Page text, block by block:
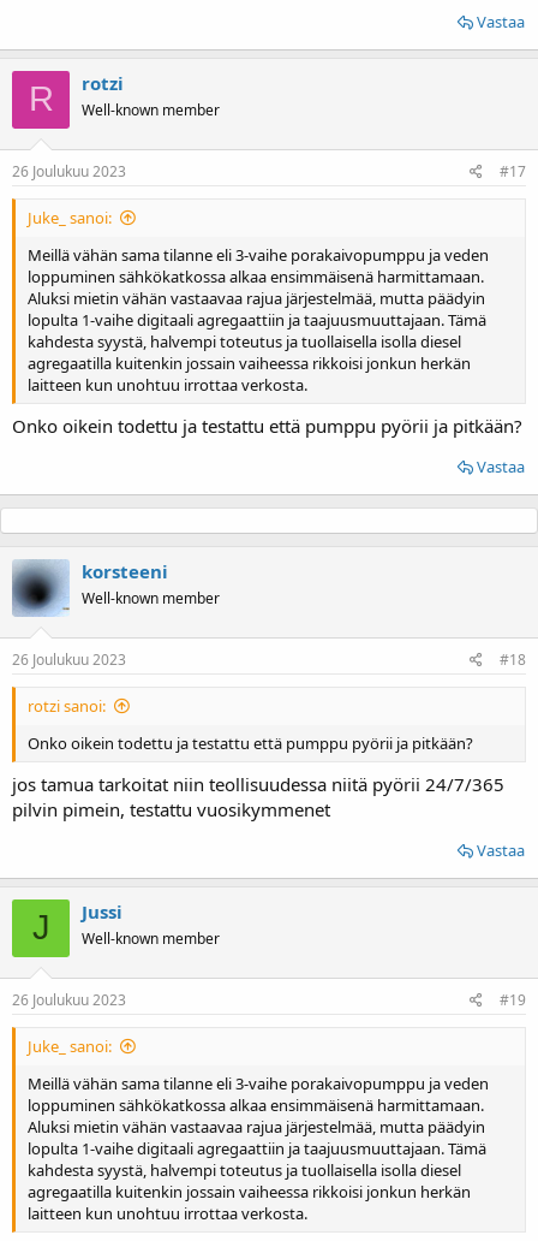
Vastaa
R rotzi
Well-known member
26 Joulukuu 2023 #17
Juke_ sanoi:
Meillä vähän sama tilanne eli 3-vaihe porakaivopumppu ja veden
loppuminen sähkökatkossa alkaa ensimmäisenä harmittamaan.
Aluksi mietin vähän vastaavaa rajua järjestelmää, mutta päädyin
lopulta 1-vaihe digitaali agregaattiin ja taajuusmuuttajaan. Tämä
kahdesta syystä, halvempi toteutus ja tuollaisella isolla diesel
agregaatilla kuitenkin jossain vaiheessa rikkoisi jonkun herkän
laitteen kun unohtuu irrottaa verkosta.
Onko oikein todettu ja testattu että pumppu pyörii ja pitkään?
Vastaa
korsteeni
Well-known member
26 Joulukuu 2023 #18
rotzi sanoi:
Onko oikein todettu ja testattu että pumppu pyörii ja pitkään?
jos tamua tarkoitat niin teollisuudessa niitä pyörii 24/7/365
pilvin pimein, testattu vuosikymmenet
Vastaa
J Jussi
Well-known member
26 Joulukuu 2023 #19
Juke_ sanoi:
Meillä vähän sama tilanne eli 3-vaihe porakaivopumppu ja veden
loppuminen sähkökatkossa alkaa ensimmäisenä harmittamaan.
Aluksi mietin vähän vastaavaa rajua järjestelmää, mutta päädyin
lopulta 1-vaihe digitaali agregaattiin ja taajuusmuuttajaan. Tämä
kahdesta syystä, halvempi toteutus ja tuollaisella isolla diesel
agregaatilla kuitenkin jossain vaiheessa rikkoisi jonkun herkän
laitteen kun unohtuu irrottaa verkosta.